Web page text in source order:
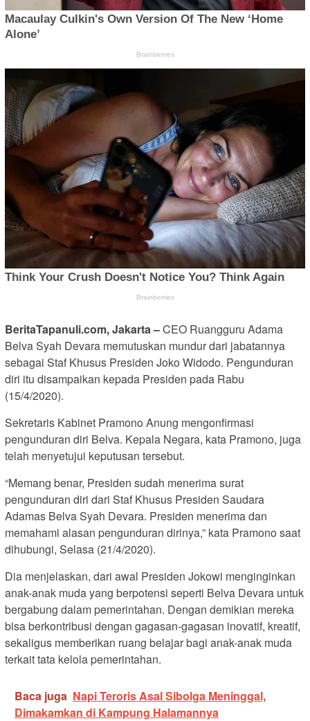
BeritaTapanuli.com, Jakarta –CEO Ruangguru Adama
Belva Syah Devara memutuskan mundur dari jabatannya
sebagai Staf Khusus Presiden Joko Widodo. Pengunduran
diri itu disampaikan kepada Presiden pada Rabu
(15/4/2020).
Sekretaris Kabinet Pramono Anung mengonfirmasi
pengunduran diri Belva. Kepala Negara, kata Pramono, juga
telah menyetujui keputusan tersebut.
“Memang benar, Presiden sudah menerima surat
pengunduran diri dari Staf Khusus Presiden Saudara
Adamas Belva Syah Devara. Presiden menerima dan
memahami alasan pengunduran dirinya,” kata Pramono saat
dihubungi, Selasa (21/4/2020).
Dia menjelaskan, dari awal Presiden Jokowi menginginkan
anak-anak muda yang berpotensi seperti Belva Devara untuk
bergabung dalam pemerintahan. Dengan demikian mereka
bisa berkontribusi dengan gagasan-gagasan inovatif, kreatif,
sekaligus memberikan ruang belajar bagi anak-anak muda
terkait tata kelola pemerintahan.
Baca juga Napi Teroris Asal Sibolga Meninggal,
Dimakamkan di Kampung Halamannya